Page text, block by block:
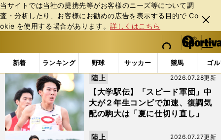
当サイトでは当社の提携先等がお客様のニーズ等について調
査・分析したり、お客様にお勧めの広告を表⽰する⽬的で Co
okie を使⽤する場合があります。詳しくはこちら
閉じ
る
web Sportiva (webスポルティーバ)
検索
マイペ
ー
ジ
メニュ
新着 ランキング 野球 サッカー 競馬 ゴ
b
ス
ポ
ル
テ
ィ
ー
バ
「#中大」の最新ニュース・ 情報
【大学駅伝】「スピード軍団」中
大が２年生コンビで加速、復調気
配の駒大は「夏に仕切り直し」
2026.07.28更新
陸上
2026.07.27更新
陸上